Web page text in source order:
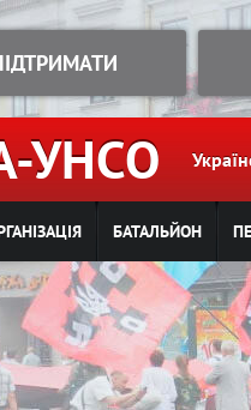
УНСО
БАТАЛЬЙОН